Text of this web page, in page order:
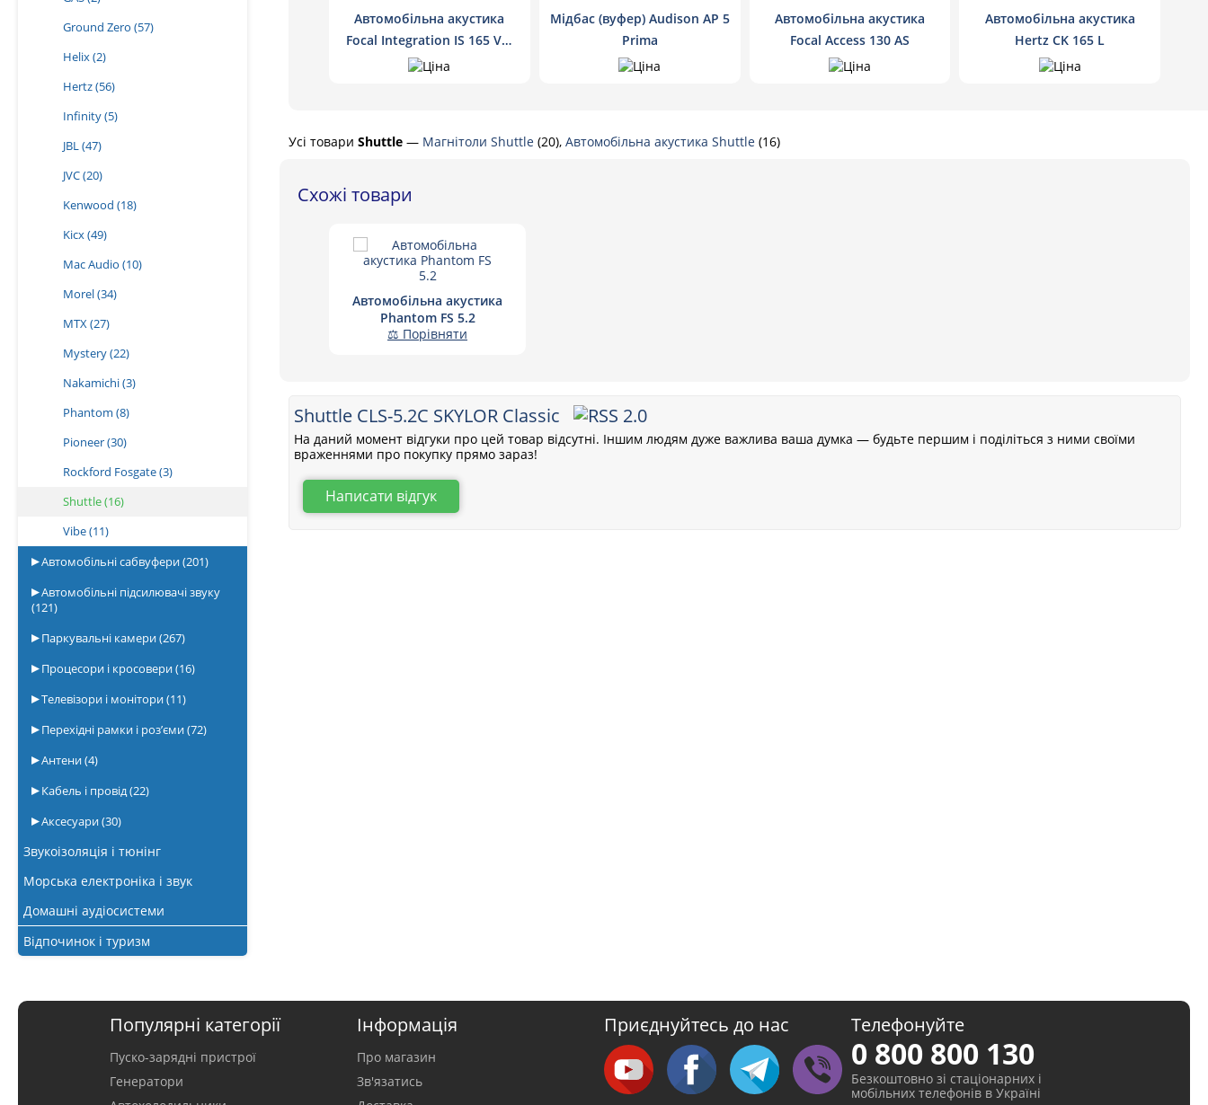
Ground Zero (57)
Helix(2)
Hertz(56)
Infinity(5)
JBL(47)
JVC(20)
Kenwood (18)
Kicx(49)
Mac Audio (10)
Morel(34)
MTX(27)
Mystery(22)
Nakamichi(3)
Phantom (8)
Pioneer(30)
Rockford Fosgate(3)
Shuttle(16)
Vibe(11)
Автомобільні сабвуфери(201)
Автомобільні підсилювачі звуку
(121)
Паркувальні камери(267)
Процесори і кросовери(16)
Телевізори і монітори(11)
Перехідні рамки і роз’єми(72)
Антени(4)
Кабель і провід(22)
Аксесуари(30)
Звукоізоляція і тюнінг
Морська електроніка і звук
Домашні аудіосистеми
Відпочинок і туризм
Автомобільна акустика
Focal Integration IS 165 VW
для Volkswagen
Мідбас (вуфер) Audison AP 5
Prima
Автомобільна акустика
Focal Access 130 AS
Автомобільна акустика
Hertz CK 165 L
Усі товари Shuttle — Магнітоли Shuttle (20), Автомобільна акустика Shuttle (16)
Схожі товари
Автомобільна акустика
Phantom FS 5.2
⚖ Порівняти
Shuttle CLS-5.2C SKYLOR Classic
На даний момент відгуки про цей товар відсутні. Іншим людям дуже важлива ваша думка — будьте першим і поділіться з ними своїми
враженнями про покупку прямо зараз!
Написати відгук
Популярні категорії
Пуско-зарядні пристрої
Генератори
Інформація
Про магазин
Зв'язатись
Приєднуйтесь до нас Телефонуйте
0 800 800 130
Безкоштовно зі стаціонарних і
мобільних телефонів в Україні